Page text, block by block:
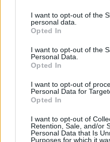
I want to opt-out of the
personal data.
Opted In
I want to opt-out of the
Personal Data.
Opted In
I want to opt-out of
Personal Data for
Opted In
I want to opt-out of
Retention, Sale, and/or
Personal Data that Is
Purposes for which it
Den glade
Alla undrade vad det
nykterhetsnämnden
fastighetsskötaren till
luktade.